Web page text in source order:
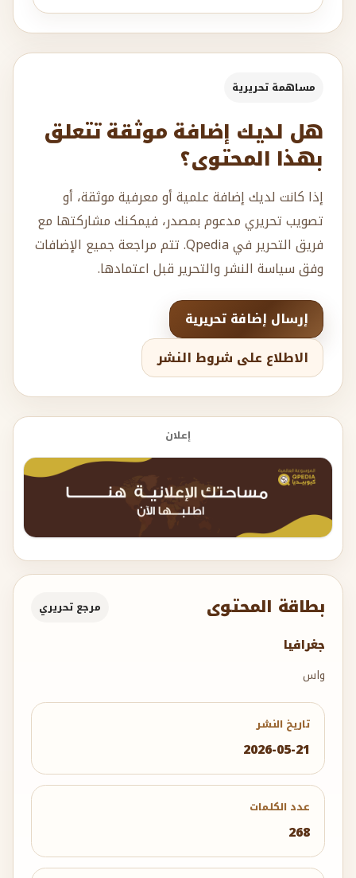
بطاقة المحتوى مرجع تحريري
جغرافيا
واس
تاريخ النشر
2026-05-21
عدد الكلمات
268
مساهمة تحريرية
هل لديك إضافة موثقة تتعلق
بهذا المحتوى؟
إذا كانت لديك إضافة علمية أو معرفية موثقة، أو
تصويب تحريري مدعوم بمصدر، فيمكنك مشاركتها مع
فريق التحرير في Qpedia. تتم مراجعة جميع الإضافات
وفق سياسة النشر والتحرير قبل اعتمادها.
إرسال إضافة تحريرية
الاطلاع على شروط النشر
إعلان